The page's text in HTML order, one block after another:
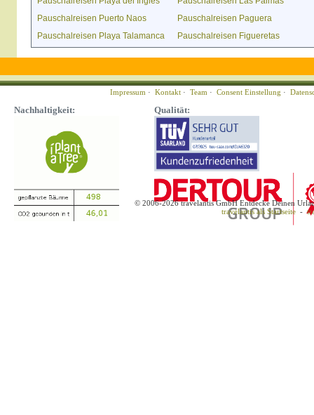
Pauschalreisen Puerto Naos
Pauschalreisen Paguera
Pauschalreisen Playa Talamanca
Pauschalreisen Figueretas
Impressum · Kontakt · Team · Consent Einstellung ·
Nachhaltigkeit: Qualität:
© 2006-2026 travelantis GmbH Entdecke Deinen
travelantis als Startseite -